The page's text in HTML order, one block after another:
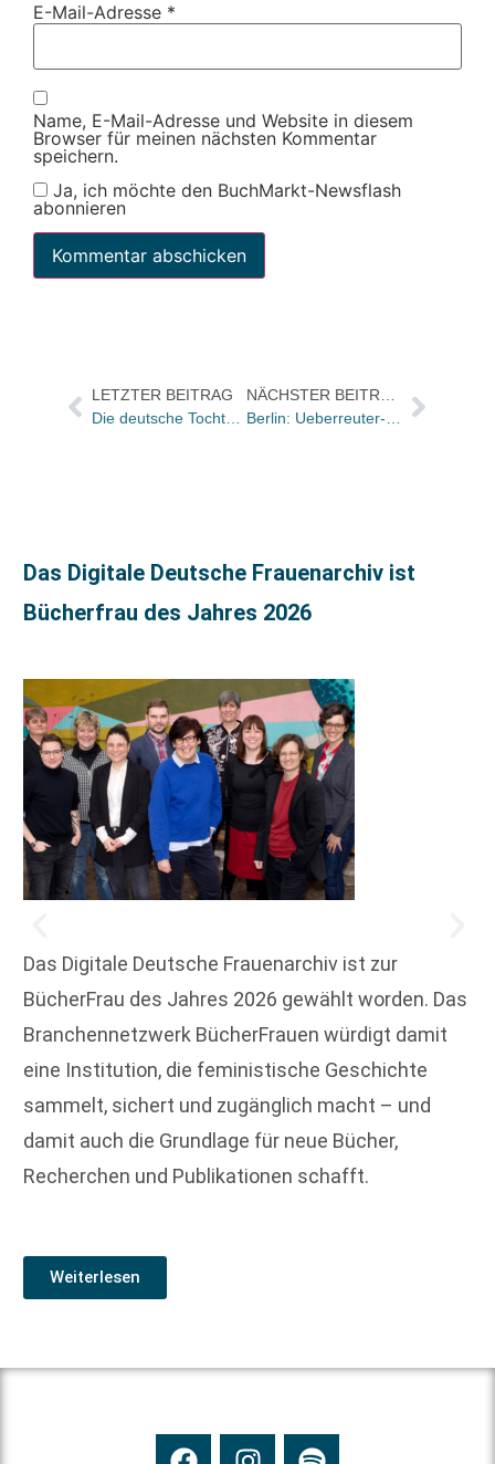
E-Mail-Adresse *
Name, E-Mail-Adresse und Website in diesem
Browser für meinen nächsten Kommentar
speichern.
Ja, ich möchte den BuchMarkt-Newsflash
abonnieren
LETZTER BEITRAG
Die deutsche Tochter der weltweiten Nr. Zwei hat in Frankfurt den Premierenauftritt
Das Digitale Deutsche Frauenarchiv ist
Bücherfrau des Jahres 2026
Das Digitale Deutsche Frauenarchiv ist zur
BücherFrau des Jahres 2026 gewählt worden. Das
Branchennetzwerk BücherFrauen würdigt damit
eine Institution, die feministische Geschichte
sammelt, sichert und zugänglich macht – und
damit auch die Grundlage für neue Bücher,
Recherchen und Publikationen schafft.
Weiterlesen